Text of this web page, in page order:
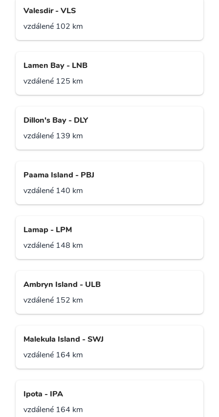
Valesdir - VLS
vzdálené 102 km
Lamen Bay - LNB
vzdálené 125 km
Dillon's Bay - DLY
vzdálené 139 km
Paama Island - PBJ
vzdálené 140 km
Lamap - LPM
vzdálené 148 km
Ambryn Island - ULB
vzdálené 152 km
Malekula Island - SWJ
vzdálené 164 km
Ipota - IPA
vzdálené 164 km